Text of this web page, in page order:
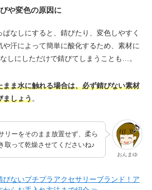
や変色の原因に
なしにすると、錆びたり、変色しやすく
や汗によって簡単に酸化するため、素材に
しにしただけで錆びてしまうことも…。
まま水に触れる場合は、必ず錆びない素材
ましょう。
おんまゆ
リーをそのまま放置せず、柔ら
取って乾燥させてくださいね♪
びないプチプラアクセサリーブランド！ア